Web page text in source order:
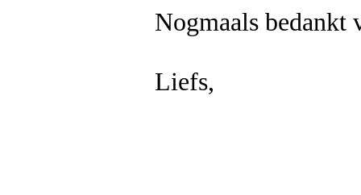
Nogmaals
Liefs,